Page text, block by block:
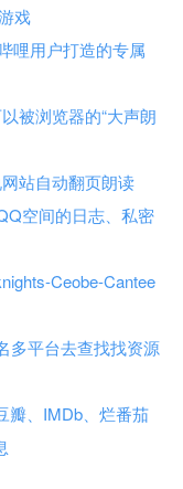
戏
哩用户打造的专属
被浏览器的“大声朗
站自动翻页朗读
空间的日志、私密
Ceobe-Cantee
多平台去查找找资源
瓣、IMDb、烂番茄